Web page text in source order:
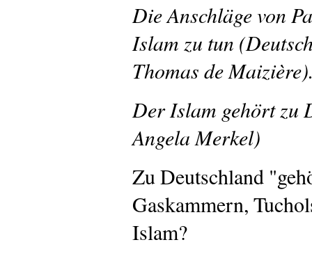
Die Anschläge von
Islam zu tun
Thomas de
Der Islam gehört zu
Angela Merkel)
Zu Deutschland
Gaskammern,
Islam?